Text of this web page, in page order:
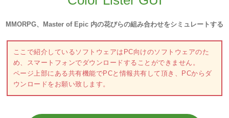
MMORPG、Master of Epic 内の花びらの組み合わせをシミュレートする
ここで紹介しているソフトウェアはPC向けのソフトウェアのた
め、スマートフォンでダウンロードすることができません。
ページ上部にある共有機能でPCと情報共有して頂き、PCからダ
ウンロードをお願い致します。